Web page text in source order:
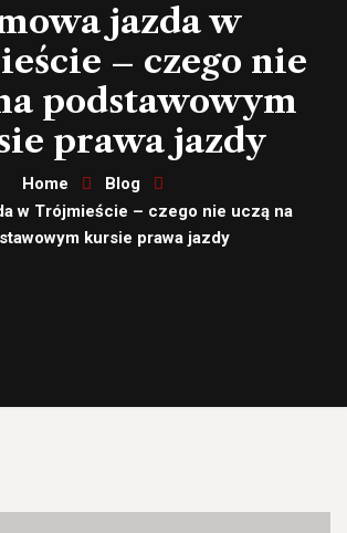
jazda w
– czego nie
podstawowym
prawa jazdy
Home
Blog
w Trójmieście – czego nie uczą na
kursie prawa jazdy